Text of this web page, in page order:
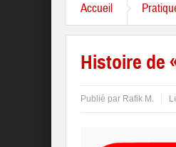
Accueil
Histoire de
Publié par Rafik M.